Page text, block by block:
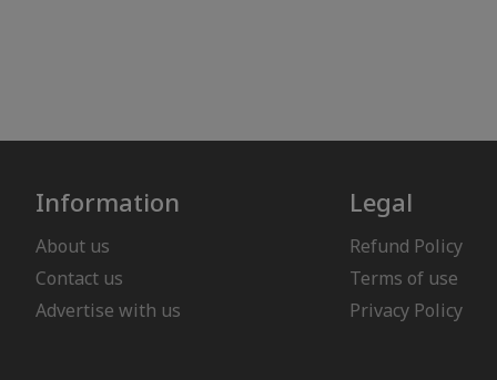
Information
About us
Contact us
Advertise with us
Legal
Refund Policy
Terms of use
Privacy Policy